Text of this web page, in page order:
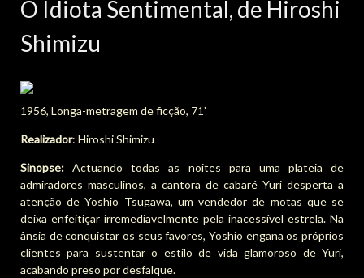
O Idiota Sentimental, de Hiroshi
Shimizu
1956, Longa-metragem de ficção, 71’
Realizador: Hiroshi Shimizu
Sinopse:Actuando todas as noites para uma plateia de
admiradores masculinos, a cantora de cabaré Yuri desperta a
atenção de Yoshio Tsugawa, um vendedor de motas que se
deixa enfeitiçar irremediavelmente pela inacessível estrela. Na
ânsia de conquistar os seus favores, Yoshio engana os próprios
clientes para sustentar o estilo de vida glamoroso de Yuri,
acabando preso por desfalque.